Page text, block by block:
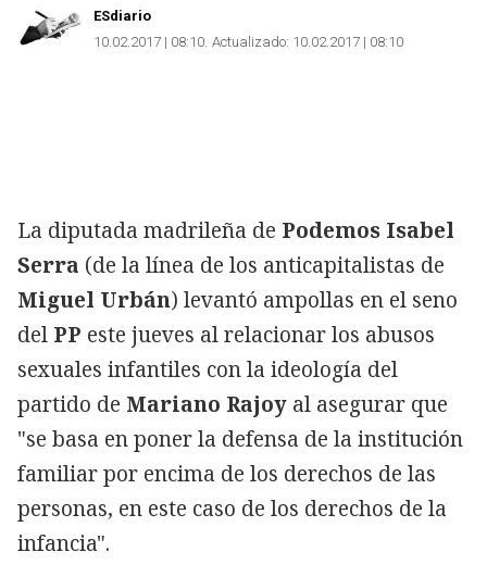
ESdiario
10.02.2017 | 08:10 Actualizado: 10.02.2017 | 08:10
La diputada madrileña de Podemos Isabel
Serra (de la línea de los anticapitalistas de
Miguel Urbán) levantó ampollas en el seno
del PP este jueves al relacionar los abusos
sexuales infantiles con la ideología del
partido de Mariano Rajoy al asegurar que
"se basa en poner la defensa de la institución
familiar por encima de los derechos de las
personas, en este caso de los derechos de la
infancia".